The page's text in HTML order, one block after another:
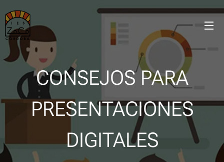
CONSEJOS PARA
PRESENTACIONES
DIGITALES